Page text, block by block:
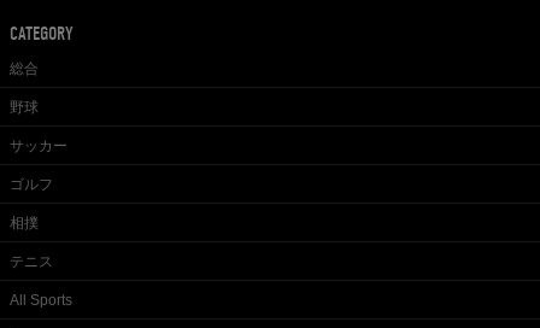
CATEGORY
総合
野球
サッカー
ゴルフ
相撲
テニス
All Sports